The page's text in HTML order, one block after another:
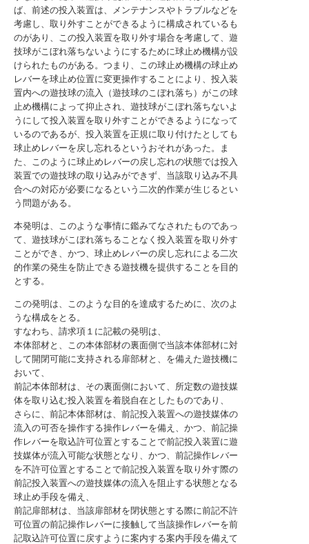
ば、前述の投入装置は、メンテナンスやトラブルなどを
考慮し、取り外すことができるように構成されているも
のがあり、この投入装置を取り外す場合を考慮して、遊
技球がこぼれ落ちないようにするために球止め機構が設
けられたものがある。つまり、この球止め機構の球止め
レバーを球止め位置に変更操作することにより、投入装
置内への遊技球の流入（遊技球のこぼれ落ち）がこの球
止め機構によって抑止され、遊技球がこぼれ落ちないよ
うにして投入装置を取り外すことができるようになって
いるのであるが、投入装置を正規に取り付けたとしても
球止めレバーを戻し忘れるというおそれがあった。ま
た、このように球止めレバーの戻し忘れの状態では投入
装置での遊技球の取り込みができず、当該取り込み不具
合への対応が必要になるという二次的作業が生じるとい
う問題がある。
本発明は、このような事情に鑑みてなされたものであっ
て、遊技球がこぼれ落ちることなく投入装置を取り外す
ことができ、かつ、球止めレバーの戻し忘れによる二次
的作業の発生を防止できる遊技機を提供することを目的
とする。
この発明は、このような目的を達成するために、次のよ
うな構成をとる。
すなわち、請求項１に記載の発明は、
本体部材と、この本体部材の裏面側で当該本体部材に対
して開閉可能に支持される扉部材と、を備えた遊技機に
おいて、
前記本体部材は、その裏面側において、所定数の遊技媒
体を取り込む投入装置を着脱自在としたものであり、
さらに、前記本体部材は、前記投入装置への遊技媒体の
流入の可否を操作する操作レバーを備え、かつ、前記操
作レバーを取込許可位置とすることで前記投入装置に遊
技媒体が流入可能な状態となり、かつ、前記操作レバー
を不許可位置とすることで前記投入装置を取り外す際の
前記投入装置への遊技媒体の流入を阻止する状態となる
球止め手段を備え、
前記扉部材は、当該扉部材を閉状態とする際に前記不許
可位置の前記操作レバーに接触して当該操作レバーを前
記取込許可位置に戻すように案内する案内手段を備えて